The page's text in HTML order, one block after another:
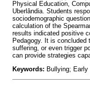
Physical Education,
Uberlândia. Students
sociodemographic
calculation of the
results indicated positive
Pedagogy. It is
suffering, or even trigger
can provide strategies
Keywords: Bullying;